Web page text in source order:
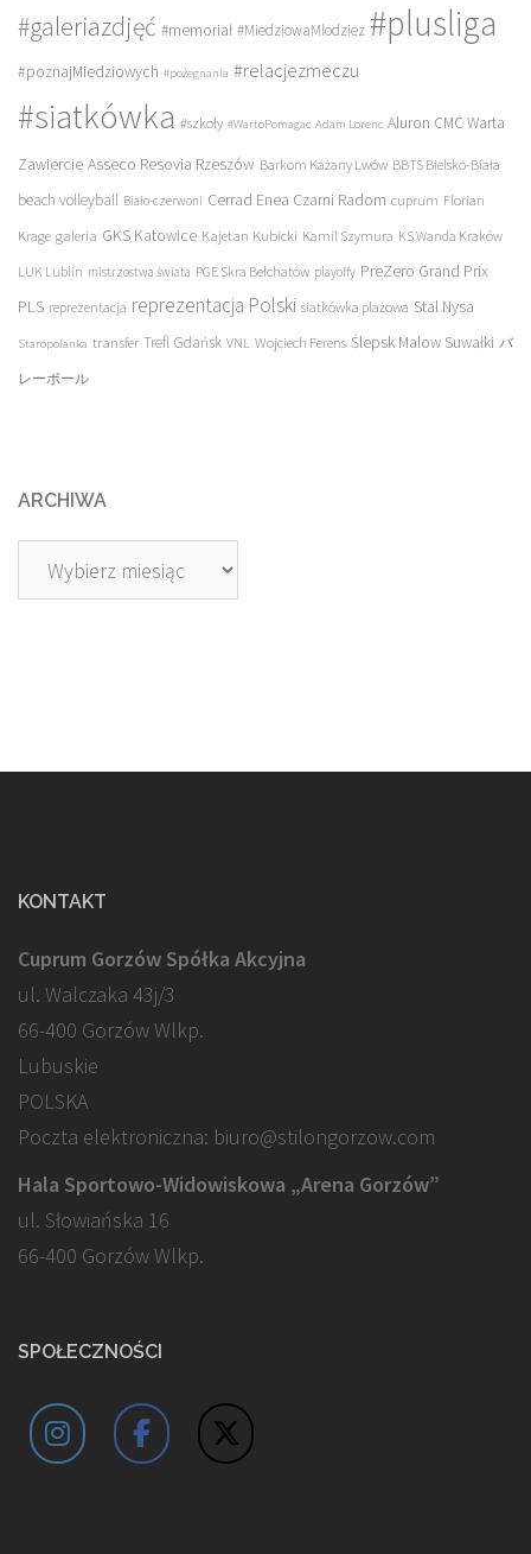
#galeriazdjęć #memoriał #MiedziowaMlodziez #plusliga
#poznajMiedziowych #pożegnania #relacjezmeczu
#siatkówka #szkoły #WartoPomagac Adam Lorenc Aluron CMC Warta
Zawiercie Asseco Resovia Rzeszów Barkom Każany Lwów BBTS Bielsko-Biała
beach volleyball Biało-czerwoni Cerrad Enea Czarni Radom cuprum Florian
Krage galeria GKS Katowice Kajetan Kubicki Kamil Szymura KS Wanda Kraków
LUK Lublin mistrzostwa świata PGE Skra Bełchatów playoffy PreZero Grand Prix
PLS reprezentacja reprezentacja Polski siatkówka plażowa Stal Nysa
Staropolanka transfer Trefl Gdańsk VNL Wojciech Ferens Ślepsk Malow Suwałki バ
レーボール
ARCHIWA
Archiwa
KONTAKT
Cuprum Gorzów Spółka Akcyjna
ul. Walczaka 43j/3
66-400 Gorzów Wlkp.
Lubuskie
POLSKA
Poczta elektroniczna: biuro@stilongorzow.com
Hala Sportowo-Widowiskowa „Arena Gorzów”
ul. Słowiańska 16
66-400 Gorzów Wlkp.
SPOŁECZNOŚCI